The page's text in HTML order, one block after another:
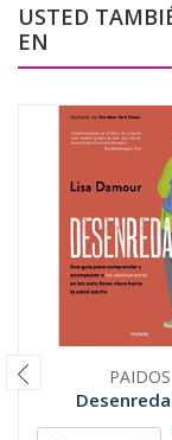
USTED
EN
PAIDOS